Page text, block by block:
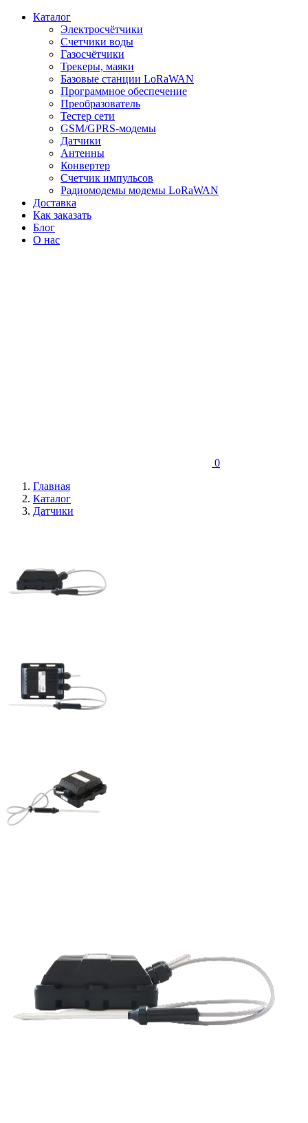
Каталог
Электросчётчики
Счетчики воды
Газосчётчики
Трекеры, маяки
Базовые станции LoRaWAN
Программное обеспечение
Преобразователь
Тестер сети
GSM/GPRS-модемы
Датчики
Антенны
Конвертер
Счетчик импульсов
Радиомодемы модемы LoRaWAN
Доставка
Как заказать
Блог
О нас
0
Главная
Каталог
Датчики